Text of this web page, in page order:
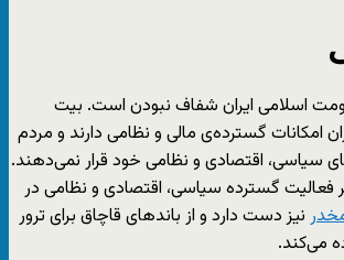
اسلامی ایران شفاف نبودن است. بیت
امکانات گسترده‌ی مالی و نظامی دارند و مردم
سیاسی، اقتصادی و نظامی خود قرار نمی‌دهند.
فعالیت گسترده سیاسی، اقتصادی و نظامی در
نیز دست دارد و از باندهای قاچاق برای ترور
می‌کند.